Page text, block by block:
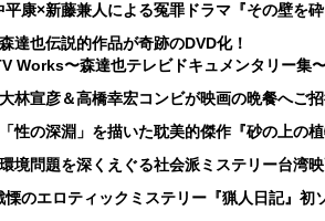
×新藤兼人による冤罪ドラマ『その壁を
也伝説的作品が奇跡のDVD化！
Works〜森達也テレビドキュメンタリー集
宣彦＆高橋幸宏コンビが映画の晩餐へご
の深淵」を描いた耽美的傑作『砂の上の
問題を深くえぐる社会派ミステリー台湾
のエロティックミステリー『猟人日記』初